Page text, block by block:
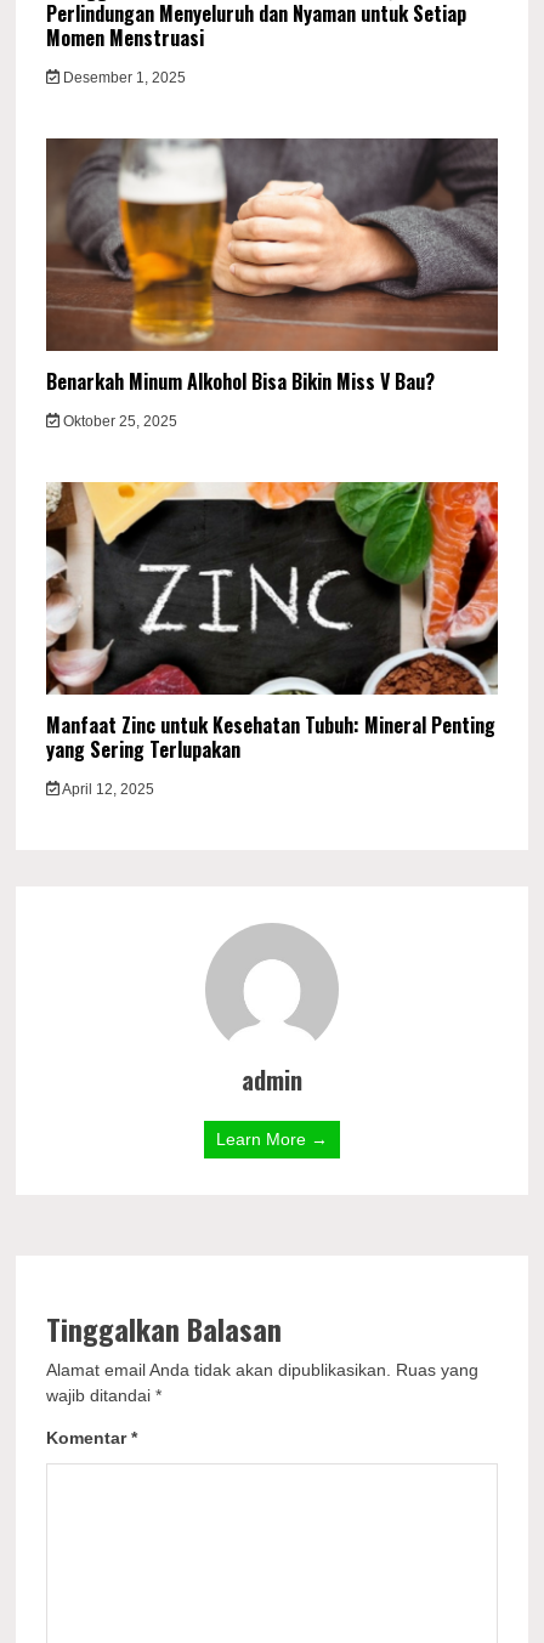
Perlindungan Menyeluruh dan Nyaman untuk Setiap
Momen Menstruasi
Desember 1, 2025
Benarkah Minum Alkohol Bisa Bikin Miss V Bau?
Oktober 25, 2025
Manfaat Zinc untuk Kesehatan Tubuh: Mineral Penting
yang Sering Terlupakan
April 12, 2025
admin
Learn More →
Tinggalkan Balasan
Alamat email Anda tidak akan dipublikasikan.
Ruas yang
wajib ditandai*
Komentar*